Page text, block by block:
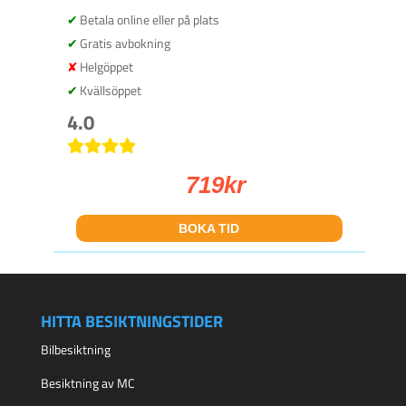
Betala online eller på plats
Gratis avbokning
Helgöppet
Kvällsöppet
4.0
719kr
BOKA TID
HITTA BESIKTNINGSTIDER
Bilbesiktning
Besiktning av MC